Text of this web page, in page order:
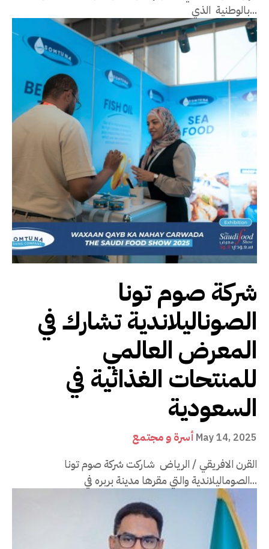
بالوطنية الذي...
شركة صوم تونا
الصوناليلاندية تشارك في
المعرض العالمي
للمنتحات الغذائية في
السعودية
أسرة و مجتمع May 14, 2025
الصوماليلاندية والتي مقرها مدينة بربره في...